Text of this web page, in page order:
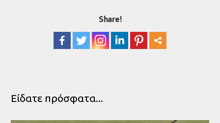
Share!
Είδατε πρόσφατα...